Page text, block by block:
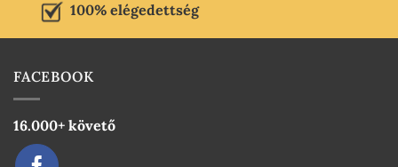
100% elégedettség
FACEBOOK
16.000+ követő